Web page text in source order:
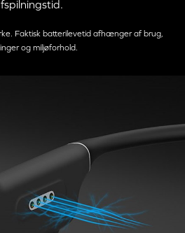
Faktisk batterilevetid afhænger af brug,
og miljøforhold.